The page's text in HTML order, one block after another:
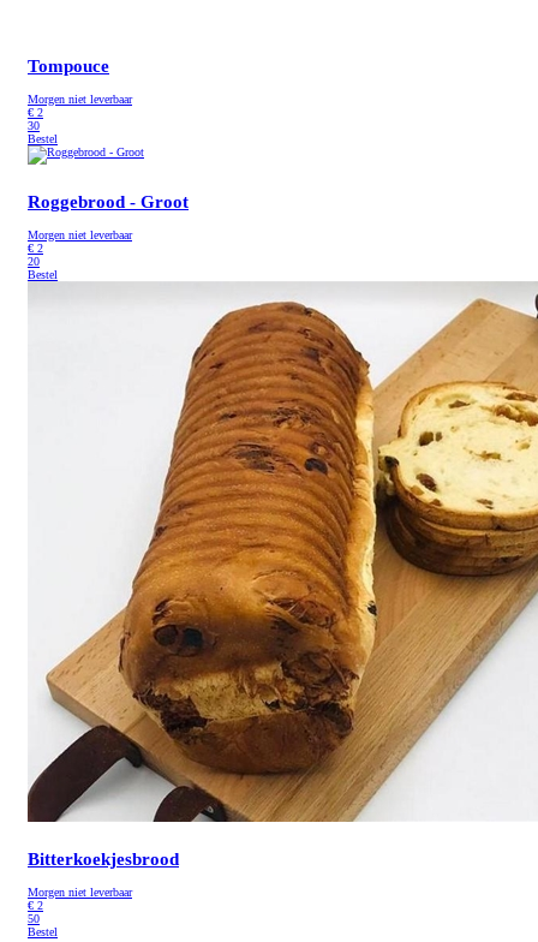
Tompouce
Morgen niet leverbaar
€ 2
30
Bestel
Roggebrood - Groot
Morgen niet leverbaar
€ 2
20
Bestel
Bitterkoekjesbrood
Morgen niet leverbaar
€ 2
50
Bestel